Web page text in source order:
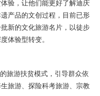
验，让他们能更好了解迪庆
产品的文创过程，目前已形
新的文化旅游名片，以徒步
体验型转变。
旅游扶贫模式，引导群众依
旅游、探险科考旅游、宗教